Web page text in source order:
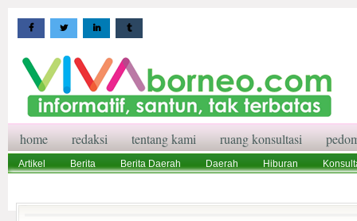
home redaksi tentang kami ruang konsultasi
Artikel Berita Berita Daerah Daerah Hiburan